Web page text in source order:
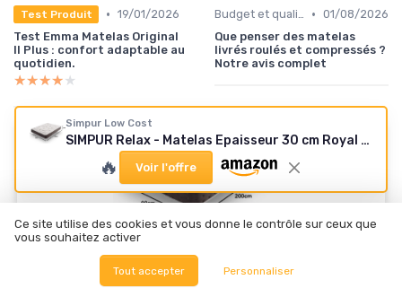
Test Produit • 19/01/2026
Test Emma Matelas Original
II Plus : confort adaptable au
quotidien.
★★★★★
★★★★★
Budget et qualité • 01/08/2026
Que penser des matelas
livrés roulés et compressés ?
Notre avis complet
SIMPUR LOW COST
SIMPUR Relax - Matelas Epaisseur 30 cm Royal Top
Simpur Low Cost
SIMPUR Relax - Matelas Epaisseur 30 cm Royal Top Visco-Graphene - 90x200 cm - Haut Niveau de conductivite Thermique - Reducteur electricite Statique - Perfect Soutien Haute Resilience 30 cm 90 x 200 cm
🔥 Voir l'offre
Ce site utilise des cookies et vous donne le contrôle sur ceux que
vous souhaitez activer
Tout accepter Personnaliser